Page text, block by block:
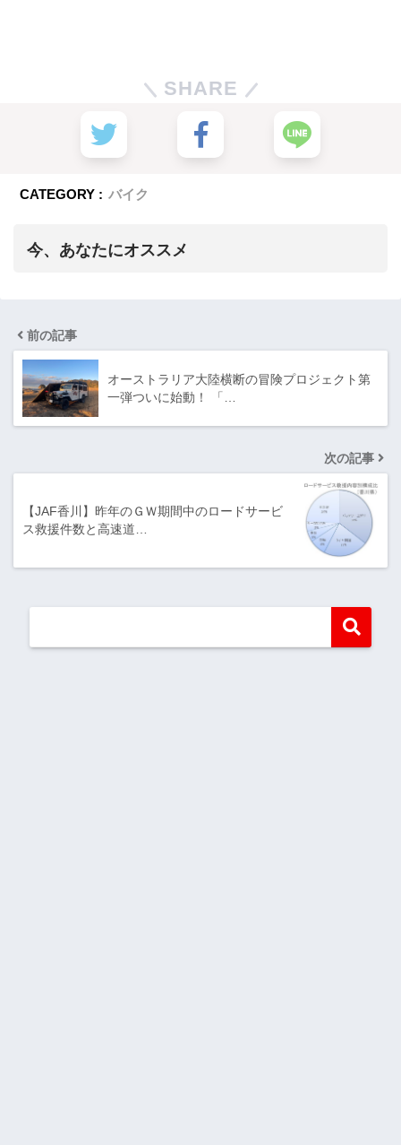
SHARE
CATEGORY : バイク
今、あなたにオススメ
前の記事
オーストラリア大陸横断の冒険プロジェクト第
一弾ついに始動！ 「…
次の記事
【JAF香川】昨年のＧＷ期間中のロードサービ
ス救援件数と高速道…